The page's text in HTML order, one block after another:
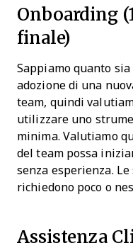
Onboarding
finale)
Sappiamo quanto
adozione di una
team, quindi
utilizzare uno
minima. Valutiamo
del team possa
senza esperienza.
richiedono poco o
Assistenza